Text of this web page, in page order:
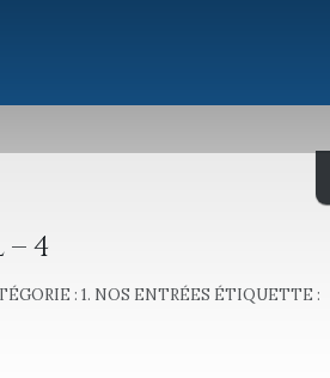
4
:1. NOS ENTRÉES ÉTIQUETTE :